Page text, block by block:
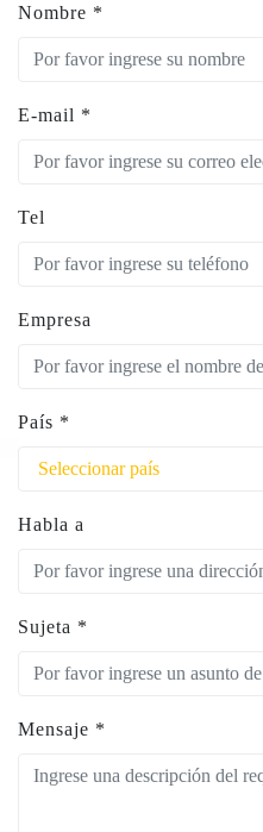
Nombre *
E-mail *
Tel
Empresa
País *
Habla a
Sujeta *
Mensaje *